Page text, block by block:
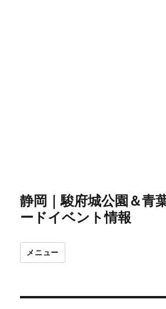
静岡｜駿府城公園＆青
ードイベント情報
メニュー